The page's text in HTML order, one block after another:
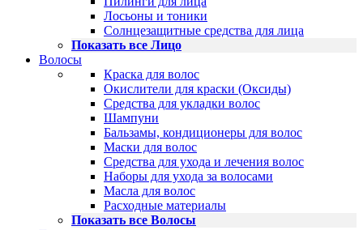
Лосьоны и тоники
Солнцезащитные средства для лица
Показать все Лицо
Волосы
Краска для волос
Окислители для краски (Оксиды)
Средства для укладки волос
Шампуни
Бальзамы, кондиционеры для волос
Маски для волос
Средства для ухода и лечения волос
Наборы для ухода за волосами
Масла для волос
Расходные материалы
Показать все Волосы